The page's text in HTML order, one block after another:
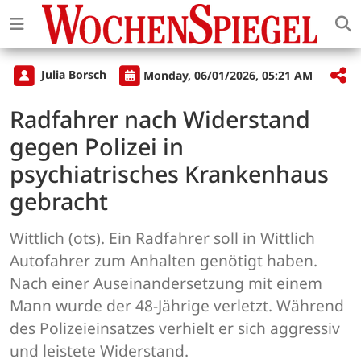
Julia Borsch Monday, 06/01/2026, 05:21 AM
Radfahrer nach Widerstand
gegen Polizei in
psychiatrisches Krankenhaus
gebracht
Wittlich (ots). Ein Radfahrer soll in Wittlich
Autofahrer zum Anhalten genötigt haben.
Nach einer Auseinandersetzung mit einem
Mann wurde der 48-Jährige verletzt. Während
des Polizeieinsatzes verhielt er sich aggressiv
und leistete Widerstand.